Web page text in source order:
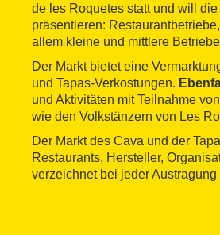
de les Roquetes statt und will
präsentieren:
allem kleine und mittlere
Der Markt bietet eine
und Tapas-Verkostungen.
und Aktivitäten mit Teilnahme
wie den Volkstänzern von Les
Der Markt des Cava und der
Restaurants, Hersteller,
verzeichnet bei jeder